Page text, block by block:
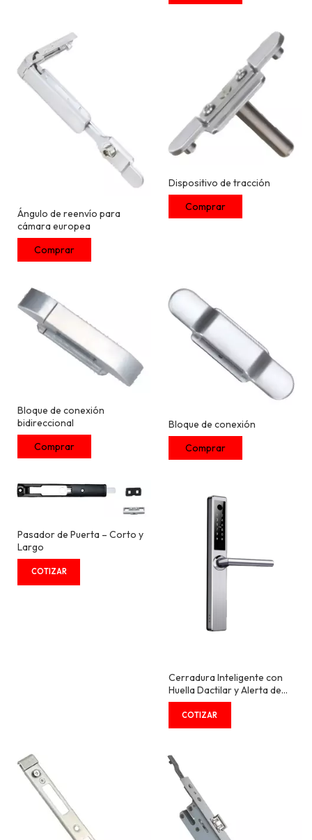
Ángulo de reenvío para
cámara europea
Dispositivo de tracción
Bloque de conexión
bidireccional
Bloque de conexión
Pasador de Puerta – Corto y
Largo
Cerradura Inteligente con
Huella Dactilar y Alerta de
Manipulación